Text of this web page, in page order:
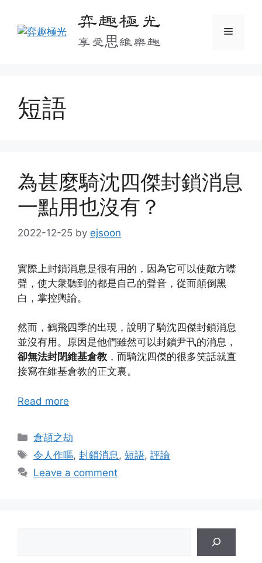
content
弈趣極光
享受思維樂趣
Menu
短語
為甚麼騎沈四傑封鎖消息
一點用也沒有？
2022-12-25 by ejsoon
實際上封鎖消息是很有用的，因為它可以使敵方噤
聲，使大衆聽到的都是自己的聲音，從而顛倒黑
白，掌控輿論。
然而，鶴飛四季的出現，說明了騎沈四傑封鎖消息
並沒有用。原因是他們雖然可以封鎖尹卂的消息，
卻無法封閉維基倉教 ，而騎沈四傑的很多笑話就直
接寫在維基倉教的正文裏。
Read more
Categories
倉頡之劫
Tags
令人作嘔,封鎖消息 ,短語,評論
Leave a comment